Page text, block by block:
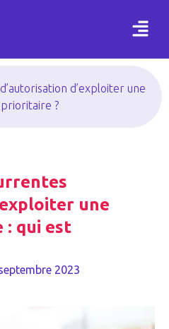
d’exploiter une
?
une
: qui est
2023